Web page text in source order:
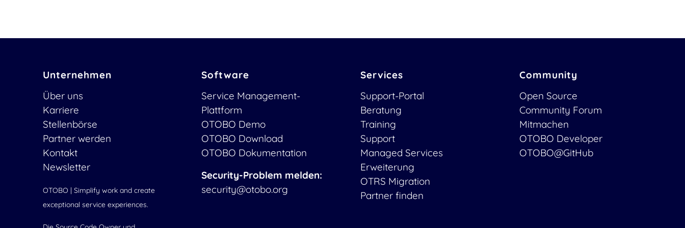
Unternehmen
Über uns
Karriere
Stellenbörse
Partner werden
Kontakt
Newsletter
OTOBO | Simplify work and create
exceptional service experiences.
Software
Service Management-
Plattform
OTOBO Demo
OTOBO Download
OTOBO Dokumentation
Security-Problem melden:
security@otobo.org
Services
Support-Portal
Beratung
Training
Support
Managed Services
Erweiterung
OTRS Migration
Partner finden
Community
Open Source
Community Forum
Mitmachen
OTOBO Developer
OTOBO@GitHub